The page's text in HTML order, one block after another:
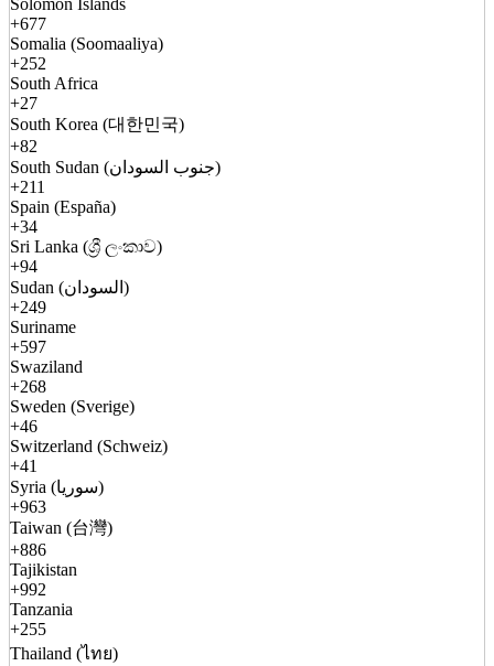
Solomon Islands
+677
Somalia (Soomaaliya)
+252
South Africa
+27
South Korea (대한민국)
+82
South Sudan (جنوب السودان)
+211
Spain (España)
+34
Sri Lanka (ශ්‍රී ලංකාව)
+94
Sudan (السودان)
+249
Suriname
+597
Swaziland
+268
Sweden (Sverige)
+46
Switzerland (Schweiz)
+41
Syria (سوريا)
+963
Taiwan (台灣)
+886
Tajikistan
+992
Tanzania
+255
Thailand (ไทย)